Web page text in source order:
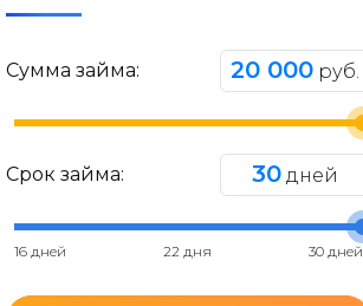
Сумма займа: 20 000 руб.
Срок займа: 30 дней
16 дней 22 дня 30 дней